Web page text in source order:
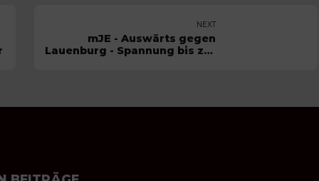
NEXT
mJE - Auswärts gegen
Lauenburg - Spannung bis zur